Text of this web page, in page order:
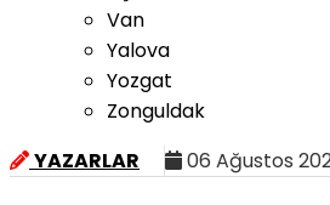
Van
Yalova
Yozgat
Zonguldak
YAZARLAR
06 Ağustos